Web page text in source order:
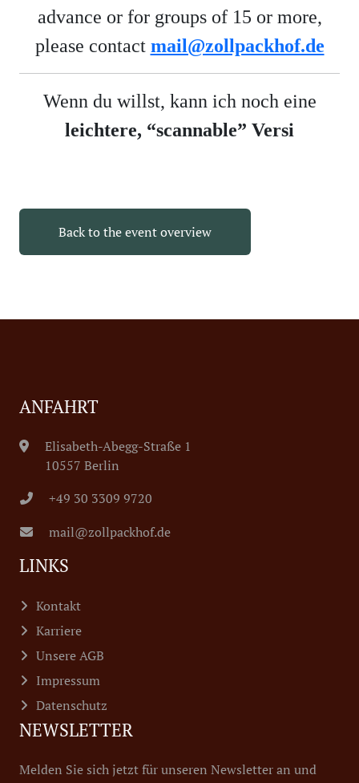
advance or for groups of 15 or more,
please contact mail@zollpackhof.de
Wenn du willst, kann ich noch eine
leichtere, “scannable” Versi
Back to the event overview
ANFAHRT
Elisabeth-Abegg-Straße 1
10557 Berlin
+49 30 3309 9720
mail@zollpackhof.de
LINKS
Kontakt
Karriere
Unsere AGB
Impressum
Datenschutz
NEWSLETTER
Melden Sie sich jetzt für unseren Newsletter an und